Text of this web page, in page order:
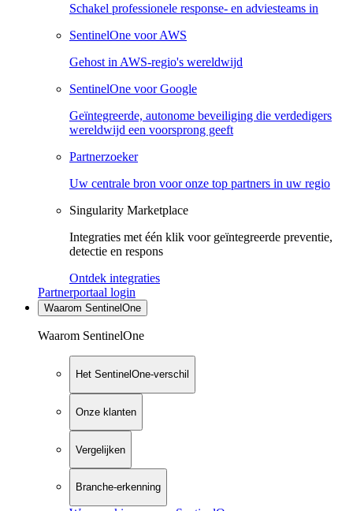
Schakel professionele response- en adviesteams in
SentinelOne voor AWS
Gehost in AWS-regio's wereldwijd
SentinelOne voor Google
Geïntegreerde, autonome beveiliging die verdedigers
wereldwijd een voorsprong geeft
Partnerzoeker
Uw centrale bron voor onze top partners in uw regio
Singularity Marketplace
Integraties met één klik voor geïntegreerde preventie,
detectie en respons
Ontdek integraties
Partnerportaal login
Waarom SentinelOne
Waarom SentinelOne
Het SentinelOne-verschil
Onze klanten
Vergelijken
Branche-erkenning